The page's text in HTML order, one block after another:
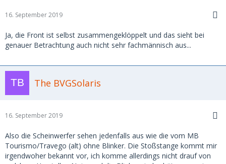
16. September 2019
Ja, die Front ist selbst zusammengeklöppelt und das sieht bei
genauer Betrachtung auch nicht sehr fachmännisch aus...
The BVGSolaris
16. September 2019
Also die Scheinwerfer sehen jedenfalls aus wie die vom MB
Tourismo/Travego (alt) ohne Blinker. Die Stoßstange kommt mir
irgendwoher bekannt vor, ich komme allerdings nicht drauf von